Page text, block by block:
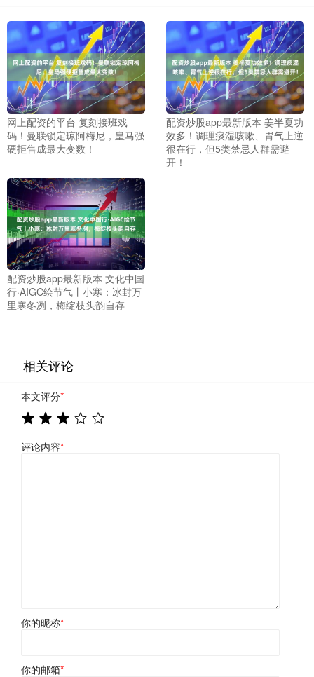
网上配资的平台 复刻接班戏
码！曼联锁定琼阿梅尼，皇马强
硬拒售成最大变数！
配资炒股app最新版本 姜半夏功
效多！调理痰湿咳嗽、胃气上逆
很在行，但5类禁忌人群需避
开！
配资炒股app最新版本 文化中国
行·AIGC绘节气丨小寒：冰封万
里寒冬冽，梅绽枝头韵自存
相关评论
本文评分*
评论内容*
你的昵称*
你的邮箱*